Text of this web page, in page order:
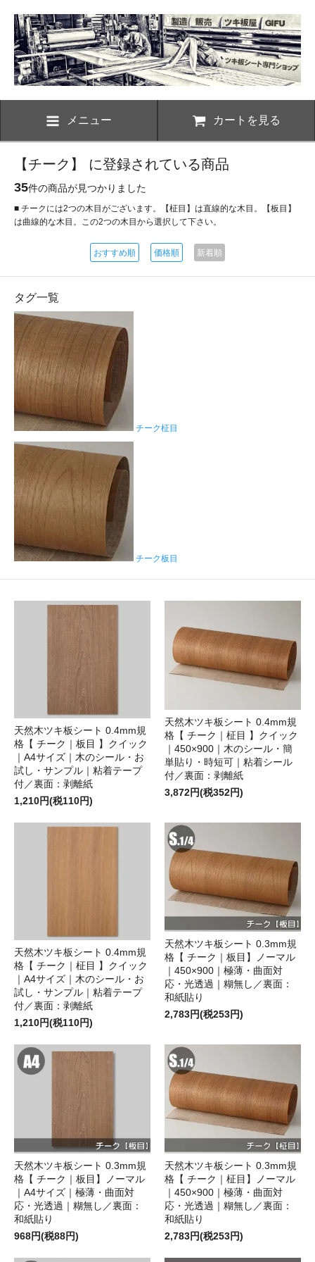
メニュー カートを見る
【チーク】 に登録されている商品
35件の商品が見つかりました
■ チークには2つの木目がございます。【柾目】は直線的な木目。【板目】
は曲線的な木目。この2つの木目から選択して下さい。
おすすめ順 価格順 新着順
タグ一覧
チーク柾目
チーク板目
天然木ツキ板シート 0.4mm規
格【 チーク｜板目 】クイック
｜A4サイズ｜木のシール・お
試し・サンプル｜粘着テープ
付／裏面：剥離紙
1,210円(税110円)
天然木ツキ板シート 0.4mm規
格【 チーク｜柾目 】クイック
｜450×900｜木のシール・簡
単貼り・時短可｜粘着シール
付／裏面：剥離紙
3,872円(税352円)
天然木ツキ板シート 0.4mm規
格【 チーク｜柾目 】クイック
｜A4サイズ｜木のシール・お
試し・サンプル｜粘着テープ
付／裏面：剥離紙
1,210円(税110円)
天然木ツキ板シート 0.3mm規
格【 チーク｜板目】ノーマル
｜450×900｜極薄・曲面対
応・光透過｜糊無し／裏面：
和紙貼り
2,783円(税253円)
天然木ツキ板シート 0.3mm規
格【 チーク｜板目】ノーマル
｜A4サイズ｜極薄・曲面対
応・光透過｜糊無し／裏面：
和紙貼り
968円(税88円)
天然木ツキ板シート 0.3mm規
格【 チーク｜柾目】ノーマル
｜450×900｜極薄・曲面対
応・光透過｜糊無し／裏面：
和紙貼り
2,783円(税253円)